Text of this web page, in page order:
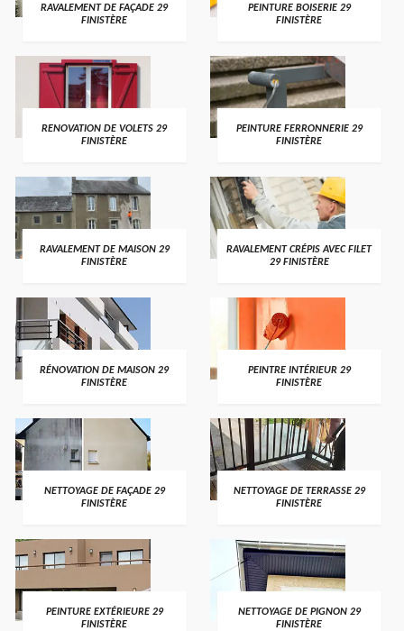
RAVALEMENT DE FAÇADE 29
FINISTÈRE
PEINTURE BOISERIE 29
FINISTÈRE
RENOVATION DE VOLETS 29
FINISTÈRE
PEINTURE FERRONNERIE 29
FINISTÈRE
RAVALEMENT DE MAISON 29
FINISTÈRE
RAVALEMENT CRÉPIS AVEC FILET
29 FINISTÈRE
RÉNOVATION DE MAISON 29
FINISTÈRE
PEINTRE INTÉRIEUR 29
FINISTÈRE
NETTOYAGE DE FAÇADE 29
FINISTÈRE
NETTOYAGE DE TERRASSE 29
FINISTÈRE
PEINTURE EXTÉRIEURE 29
FINISTÈRE
NETTOYAGE DE PIGNON 29
FINISTÈRE